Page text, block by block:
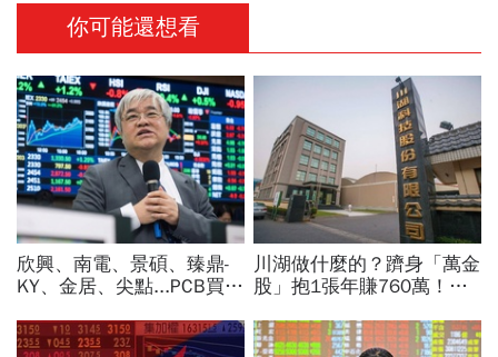
你可能還想看
欣興、南電、景碩、臻鼎-
KY、金居、尖點...PCB買誰
11月末升段首選，V轉反彈
川湖做什麼的？躋身「萬金
股」抱1張年賺760萬！傳
根鐵憑什麼賣這麼貴」？